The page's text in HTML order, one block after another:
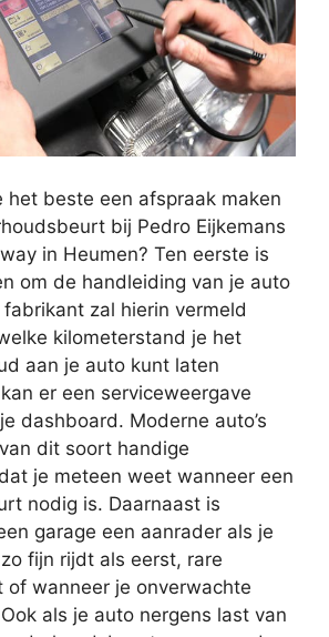
het beste een afspraak maken
bij Pedro Eijkemans
in Heumen? Ten eerste is
om de handleiding van je auto
zal hierin vermeld
kilometerstand je het
aan je auto kunt laten
er een serviceweergave
dashboard. Moderne auto’s
dit soort handige
je meteen weet wanneer een
nodig is. Daarnaast is
garage een aanrader als je
fijn rijdt als eerst, rare
of wanneer je onverwachte
als je auto nergens last van